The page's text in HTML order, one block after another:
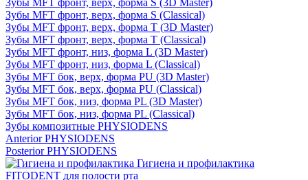
Зубы MFT фронт, верх, форма S (3D Master)
Зубы MFT фронт, верх, форма S (Classical)
Зубы MFT фронт, верх, форма T (3D Master)
Зубы MFT фронт, верх, форма T (Classical)
Зубы MFT фронт, низ, форма L (3D Master)
Зубы MFT фронт, низ, форма L (Classical)
Зубы MFT бок, верх, форма PU (3D Master)
Зубы MFT бок, верх, форма PU (Classical)
Зубы MFT бок, низ, форма PL (3D Master)
Зубы MFT бок, низ, форма PL (Classical)
Зубы композитные PHYSIODENS
Anterior PHYSIODENS
Posterior PHYSIODENS
Гигиена и профилактика
FITODENT для полости рта